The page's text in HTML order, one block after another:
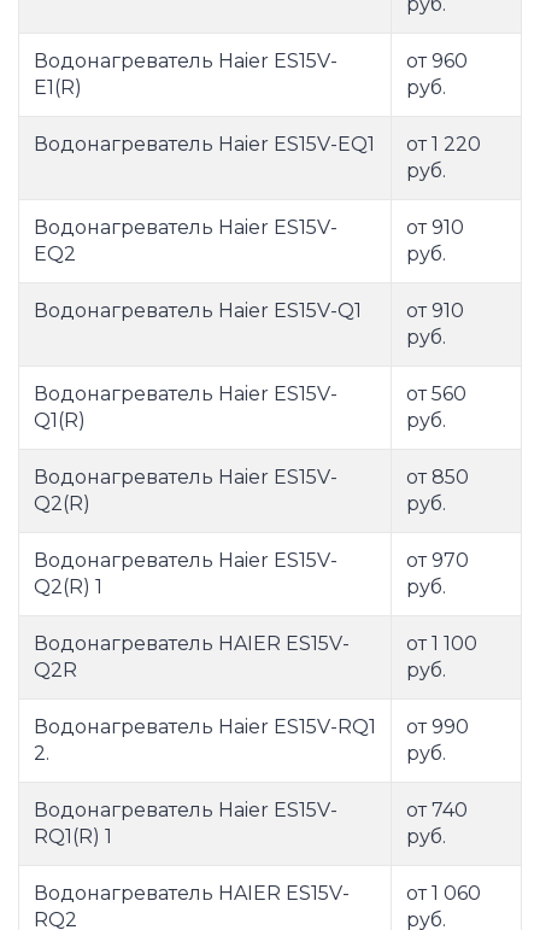
Водонагреватель Haier ES15V-
E1(R)
от 960
руб.
Водонагреватель Haier ES15V-EQ1
от 1 220
руб.
Водонагреватель Haier ES15V-
EQ2
от 910
руб.
Водонагреватель Haier ES15V-Q1
от 910
руб.
Водонагреватель Haier ES15V-
Q1(R)
от 560
руб.
Водонагреватель Haier ES15V-
Q2(R)
от 850
руб.
Водонагреватель Haier ES15V-
Q2(R) 1
от 970
руб.
Водонагреватель HAIER ES15V-
Q2R
от 1 100
руб.
Водонагреватель Haier ES15V-RQ1
2.
от 990
руб.
Водонагреватель Haier ES15V-
RQ1(R) 1
от 740
руб.
Водонагреватель HAIER ES15V-
RQ2
от 1 060
руб.